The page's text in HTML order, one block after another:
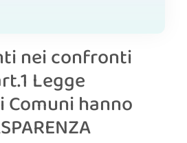
nei confronti
Legge
Comuni hanno